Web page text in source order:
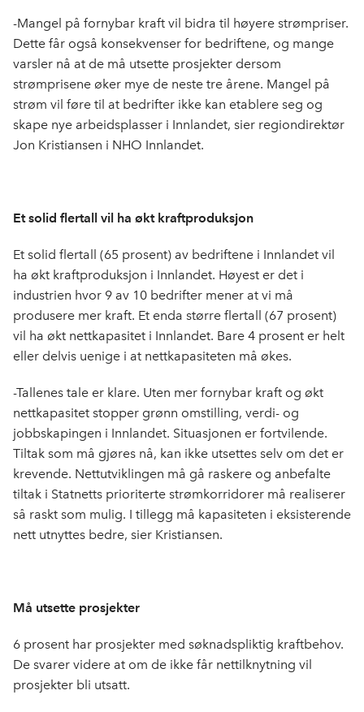
-Mangel på fornybar kraft vil bidra til høyere strømpriser.
Dette får også konsekvenser for bedriftene, og mange
varsler nå at de må utsette prosjekter dersom
strømprisene øker mye de neste tre årene. Mangel på
strøm vil føre til at bedrifter ikke kan etablere seg og
skape nye arbeidsplasser i Innlandet, sier regiondirektør
Jon Kristiansen i NHO Innlandet.
Et solid flertall vil ha økt kraftproduksjon
Et solid flertall (65 prosent) av bedriftene i Innlandet vil
ha økt kraftproduksjon i Innlandet. Høyest er det i
industrien hvor 9 av 10 bedrifter mener at vi må
produsere mer kraft. Et enda større flertall (67 prosent)
vil ha økt nettkapasitet i Innlandet. Bare 4 prosent er helt
eller delvis uenige i at nettkapasiteten må økes.
-Tallenes tale er klare. Uten mer fornybar kraft og økt
nettkapasitet stopper grønn omstilling, verdi- og
jobbskapingen i Innlandet. Situasjonen er fortvilende.
Tiltak som må gjøres nå, kan ikke utsettes selv om det er
krevende. Nettutviklingen må gå raskere og anbefalte
tiltak i Statnetts prioriterte strømkorridorer må realiserer
så raskt som mulig. I tillegg må kapasiteten i eksisterende
nett utnyttes bedre, sier Kristiansen.
Må utsette prosjekter
6 prosent har prosjekter med søknadspliktig kraftbehov.
De svarer videre at om de ikke får nettilknytning vil
prosjekter bli utsatt.